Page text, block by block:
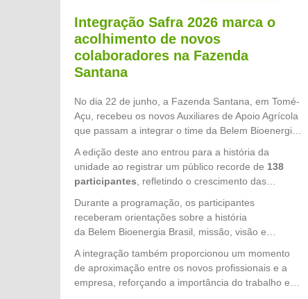
Integração Safra 2026 marca o
acolhimento de novos
colaboradores na Fazenda
Santana
No dia 22 de junho, a Fazenda Santana, em Tomé-
Açu, recebeu os novos Auxiliares de Apoio Agrícola
que passam a integrar o time da Belem Bioenergia
Gente & Gestão, a integração teve como objetivo
acolher os colaboradores, apresentar a cultura
organizacional da empresa e reforçar os princípios
que norteiam nossas operações, especialmente o
compromisso com a segurança, o respeito às
pessoas e a excelência no trabalho.
A edição deste ano entrou para a história da
unidade ao registrar um público recorde de 138
participantes , refletindo o crescimento das
um ciclo produtivo. Os novos colaboradores
chegam para fortalecer as equipes de campo e
contribuir diretamente para o alcance das metas da
Safra 2026.
Durante a programação, os participantes
receberam orientações sobre a história
da Belem Bioenergia Brasil, missão, visão e
direitos e deveres dos colaboradores, além das
normas de Segurança, Saúde e Meio Ambiente
(SMS), fundamentais para a realização das
A integração também proporcionou um momento
de aproximação entre os novos profissionais e a
empresa, reforçando a importância do trabalho em